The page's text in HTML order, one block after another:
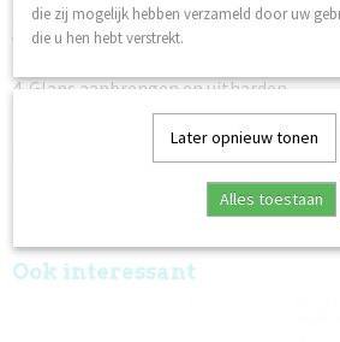
3. Plaats de halo-magneet over of op
verschillende effecten. Hard de nagel
4. Glans aanbrengen en uitharden.
Tip: Halo Powder is ook leuk om als
de werking van de magneet.
UV/LED-lamp 40 seconden.
Ook interessant
die zij mogelijk hebben verzameld door uw
die u hen hebt verstrekt.
Later opnieuw tonen
Alles toestaan